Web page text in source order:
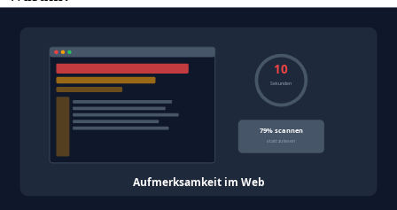
erfordert Aufmerksamkeit
Personalisierte Relevanz:Eigene Eingaben = relevantere
Ergebnisse
Variable Belohnung:
Das Ergebnis ist nicht vorhersagbar
(anders als bei statischem Text)
Ø Verweildauer